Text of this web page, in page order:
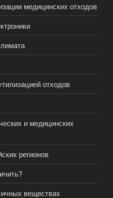
медицинских отходов
отходов
и медицинских
регионов
веществах